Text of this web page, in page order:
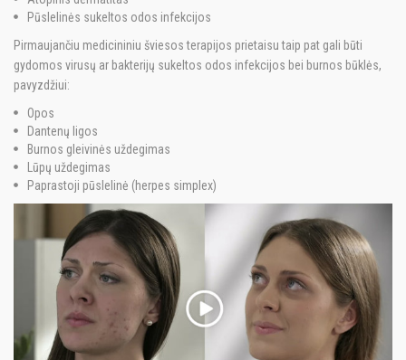
Pūslelinės sukeltos odos infekcijos
Pirmaujančiu medicininiu šviesos terapijos prietaisu taip pat gali būti
gydomos virusų ar bakterijų sukeltos odos infekcijos bei burnos būklės,
pavyzdžiui:
Opos
Dantenų ligos
Burnos gleivinės uždegimas
Lūpų uždegimas
Paprastoji pūslelinė (herpes simplex)